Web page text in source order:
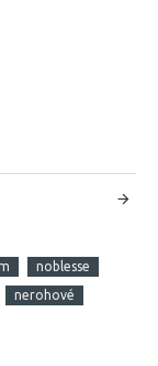
noblesse
nerohové